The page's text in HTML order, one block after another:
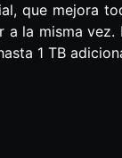
que mejora
la misma
1 TB